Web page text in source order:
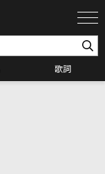
歌詞